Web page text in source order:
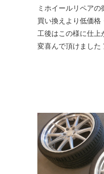
ミホイールリペアの
買い換えより低価格
工後はこの様に仕
変喜んで頂けました